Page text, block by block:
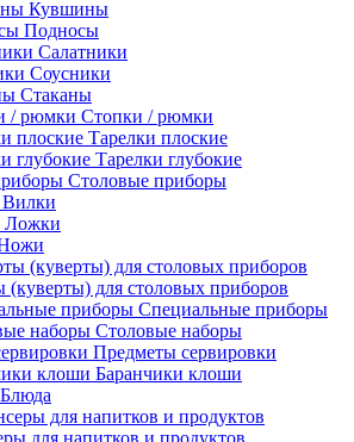
Кувшины
Подносы
Салатники
Соусники
Стаканы
Стопки / рюмки
Тарелки плоские
Тарелки глубокие
Столовые приборы
Вилки
Ложки
(куверты) для столовых приборов
Специальные приборы
Столовые наборы
Предметы сервировки
Баранчики клоши
Блюда
для напитков и продуктов